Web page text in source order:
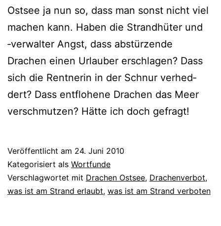
Ostsee ja nun so, dass man sonst nicht viel
machen kann. Haben die Strandhüter und
‑ver­wal­ter Angst, dass abstür­zen­de
Drachen einen Urlauber erschla­gen? Dass
sich die Rentnerin in der Schnur ver­hed­
dert? Dass ent­flo­he­ne Drachen das Meer
ver­schmut­zen? Hätte ich doch gefragt!
Veröffentlicht am 24. Juni 2010
Kategorisiert als Wortfunde
Verschlagwortet mit Drachen Ostsee, Drachenverbot,
was ist am Strand erlaubt, was ist am Strand verboten